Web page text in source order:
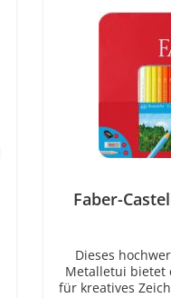
Faber-
Dieses
Metalletui bietet
für kreatives